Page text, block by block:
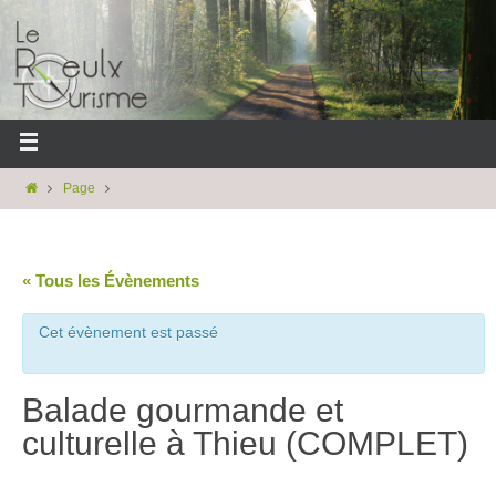
Page
« Tous les Évènements
Cet évènement est passé
Balade gourmande et
culturelle à Thieu (COMPLET)